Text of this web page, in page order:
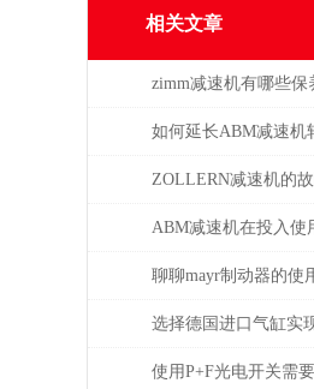
相关文章
zimm减速机有哪些保
如何延长ABM减速机
用寿命
ZOLLERN减速机的
法有哪些
ABM减速机在投入使
安装
聊聊mayr制动器的使
项
选择德国进口气缸实
制和动力传输
使用P+F光电开关需